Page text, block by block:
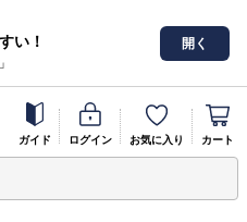
い！
開く
ガイド ログイン お気に入り カート